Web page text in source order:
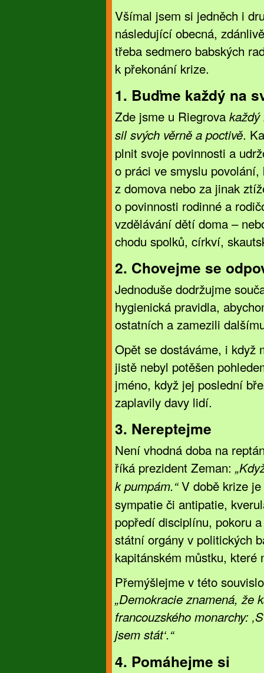
Všímal jsem si jedněch i
následující obecná,
třeba sedmero babských
k překonání krize.
1. Buďme každý na
Zde jsme u Riegrova každý
sil svých věrně a poctivě.
plnit svoje povinnosti a
o práci ve smyslu
z domova nebo za jinak
o povinnosti rodinné a
vzdělávání dětí doma –
chodu spolků, církví,
2. Chovejme se
Jednoduše dodržujme
hygienická pravidla,
ostatních a zamezili
Opět se dostáváme, i když
jistě nebyl potěšen
jméno, když jej poslední
zaplavily davy lidí.
3. Nereptejme
Není vhodná doba na
říká prezident Zeman:
k pumpám.“V době krize je
sympatie či antipatie,
popředí disciplínu, pokoru
státní orgány v politických
kapitánském můstku, které
Přemýšlejme v této
„Demokracie znamená, že
francouzského monarchy:
jsem stát‘.“
4. Pomáhejme si